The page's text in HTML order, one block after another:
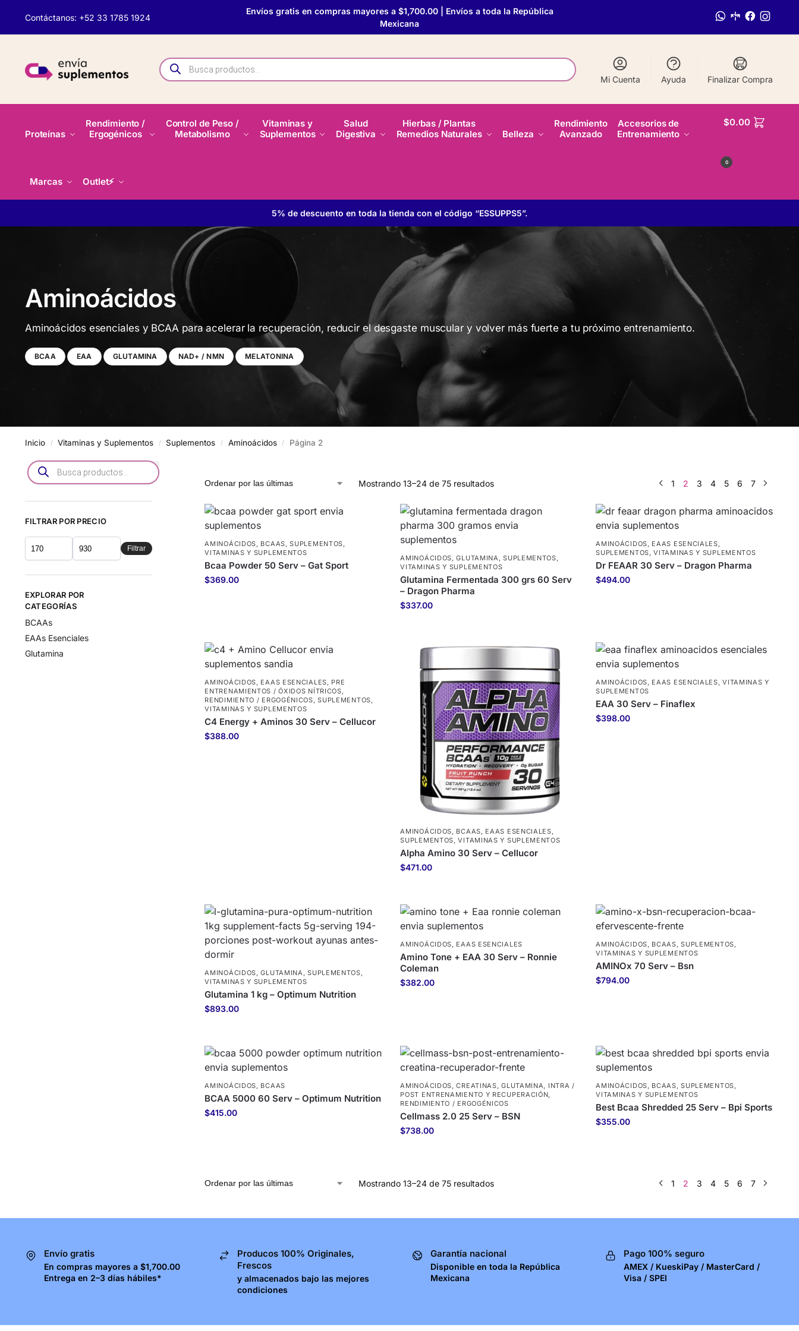
Contáctanos: +52 33 1785 1924
Envíos gratis en compras mayores a $1,700.00 | Envíos a toda la República
Mexicana
Mi Cuenta Ayuda Finalizar Compra
Proteínas
Rendimiento /
Ergogénicos
Control de Peso /
Metabolismo
Vitaminas y
Suplementos
Salud
Digestiva
Hierbas / Plantas
Remedios Naturales
Belleza
Rendimiento
Avanzado
Accesorios de
Entrenamiento
Marcas Outlet⚡
$0.00
0
5% de descuento en toda la tienda con el código “ESSUPPS5”.
Aminoácidos
Aminoácidos esenciales y BCAA para acelerar la recuperación, reducir el desgaste muscular y volver más fuerte a tu próximo entrenamiento.
BCAA EAA GLUTAMINA NAD+ / NMN MELATONINA
Inicio / Vitaminas y Suplementos / Suplementos / Aminoácidos / Página 2
Mostrando 13–24 de 75 resultados 1 2 3 4 5 6 7
AMINOÁCIDOS BCAAS ,SUPLEMENTOS
VITAMINAS Y SUPLEMENTOS
Bcaa Powder 50 Serv – Gat Sport
$369.00
AMINOÁCIDOS ,GLUTAMINA ,SUPLEMENTOS
VITAMINAS Y SUPLEMENTOS
Glutamina Fermentada 300 grs 60 Serv
– Dragon Pharma
$337.00
AMINOÁCIDOS EAAS ESENCIALES
SUPLEMENTOS ,VITAMINAS Y SUPLEMENTOS
Dr FEAAR 30 Serv – Dragon Pharma
$494.00
AMINOÁCIDOS EAAS ESENCIALES
PRE
ENTRENAMIENTOS / ÓXIDOS NÍTRICOS
RENDIMIENTO / ERGOGÉNICOS ,SUPLEMENTOS
VITAMINAS Y SUPLEMENTOS
C4 Energy + Aminos 30 Serv – Cellucor
$388.00
AMINOÁCIDOS BCAAS EAAS ESENCIALES
SUPLEMENTOS ,VITAMINAS Y SUPLEMENTOS
Alpha Amino 30 Serv – Cellucor
$471.00
AMINOÁCIDOS EAAS ESENCIALES ,VITAMINAS Y
SUPLEMENTOS
EAA 30 Serv – Finaflex
$398.00
AMINOÁCIDOS ,GLUTAMINA ,SUPLEMENTOS
VITAMINAS Y SUPLEMENTOS
Glutamina 1 kg – Optimum Nutrition
$893.00
AMINOÁCIDOS EAAS ESENCIALES
Amino Tone + EAA 30 Serv – Ronnie
Coleman
$382.00
AMINOÁCIDOS BCAAS ,SUPLEMENTOS
VITAMINAS Y SUPLEMENTOS
AMINOx 70 Serv – Bsn
$794.00
AMINOÁCIDOS BCAAS
BCAA 5000 60 Serv – Optimum Nutrition
$415.00
AMINOÁCIDOS ,CREATINAS ,GLUTAMINA
INTRA /
POST ENTRENAMIENTO Y RECUPERACIÓN
RENDIMIENTO / ERGOGÉNICOS
Cellmass 2.0 25 Serv – BSN
$738.00
AMINOÁCIDOS BCAAS ,SUPLEMENTOS
VITAMINAS Y SUPLEMENTOS
Best Bcaa Shredded 25 Serv – Bpi Sports
$355.00
Mostrando 13–24 de 75 resultados 1 2 3 4 5 6 7
FILTRAR POR PRECIO
Filtrar
EXPLORAR POR
CATEGORÍAS
BCAAs
EAAs Esenciales
Glutamina
Envío gratis
En compras mayores a $1,700.00
Entrega en 2–3 días hábiles*
Producos 100% Originales,
Frescos
y almacenados bajo las mejores
condiciones
Garantía nacional
Disponible en toda la República
Mexicana
Pago 100% seguro
AMEX / KueskiPay / MasterCard /
Visa / SPEI